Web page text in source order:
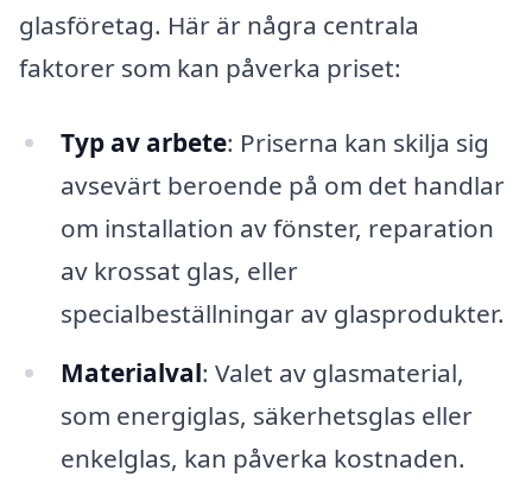
glasföretag. Här är några centrala
faktorer som kan påverka priset:
Typ av arbete: Priserna kan skilja sig
avsevärt beroende på om det handlar
om installation av fönster, reparation
av krossat glas, eller
specialbeställningar av glasprodukter.
Materialval: Valet av glasmaterial,
som energiglas, säkerhetsglas eller
enkelglas, kan påverka kostnaden.